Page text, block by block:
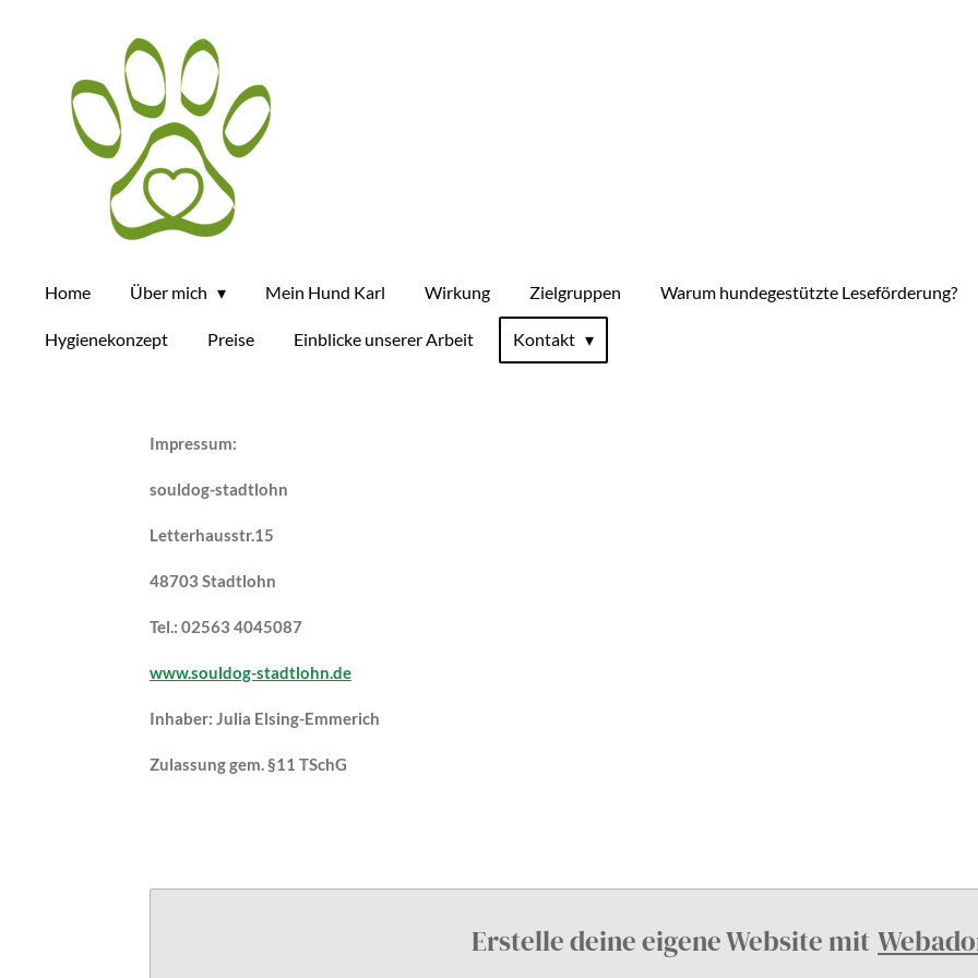
springen
Home Über mich Mein Hund Karl Wirkung Zielgruppen Warum hundegestützte Leseförderung?
Hygienekonzept Preise Einblicke unserer Arbeit Kontakt
Impressum:
souldog-stadtlohn
Letterhausstr.15
48703 Stadtlohn
Tel.: 02563 4045087
www.souldog-stadtlohn.de
Inhaber: Julia Elsing-Emmerich
Zulassung gem. §11 TSchG
Erstelle deine eigene Website mit